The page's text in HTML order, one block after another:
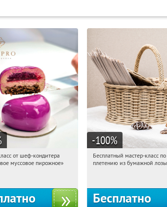
Получили:
от шеф-кондитера
муссовое пирожное»
-100%
22:42:51
Бесплатный мастер-класс по
плетению из бумажной лозы
Бесплатно